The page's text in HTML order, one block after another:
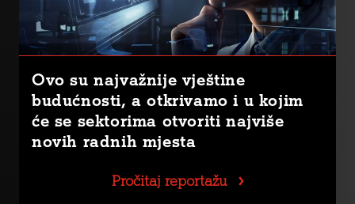
Ovo su najvažnije vještine
budućnosti, a otkrivamo i u kojim
će se sektorima otvoriti najviše
novih radnih mjesta
Pročitaj reportažu